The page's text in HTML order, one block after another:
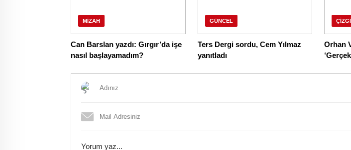
MIZAH
Can Barslan yazdı: Gırgır’da işe
nasıl başlayamadım?
GÜNCEL
Ters Dergi sordu, Cem Yılmaz
yanıtladı
ÇIZGI
Orhan